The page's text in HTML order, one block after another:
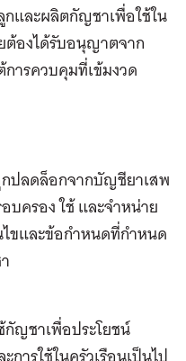
กและผลิตกัญชาเพื่อใช้ใน
ต้องได้รับอนุญาตจาก
ารควบคุมที่เข้มงวด
ปลดล็อกจากบัญชียาเสพ
บครอง ใช้ และจำหน่าย
ขและข้อกำหนดที่กำหนด
กัญชาเพื่อประโยชน์